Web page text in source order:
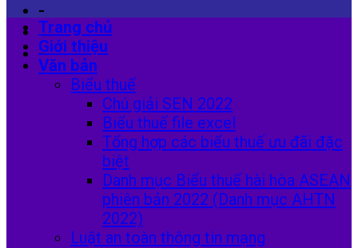
-
-
Trang chủ
Giới thiệu
Văn bản
Biểu thuế
Chú giải SEN 2022
Biểu thuế file excel
Tổng hợp các biểu thuế ưu đãi đặc
biệt
Danh mục Biểu thuế hài hòa ASEAN
phiên bản 2022 (Danh mục AHTN
2022)
Luật an toàn thông tin mạng